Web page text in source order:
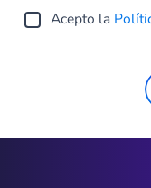
Acepto la